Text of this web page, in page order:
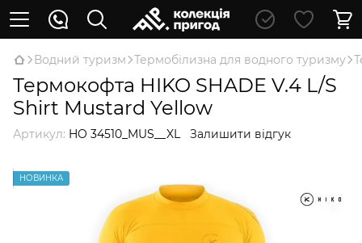
Водний туризм Термобілизна для водного туризму
Термокофта HIKO SHADE V.4 L/S
Shirt Mustard Yellow
Артикул: HO 34510_MUS__XL Залишити відгук
НОВИНКА